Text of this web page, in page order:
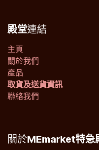
殿堂連結
主頁
關於我們
產品
取貨及送貨資訊
聯絡我們
關於MEmarket特急